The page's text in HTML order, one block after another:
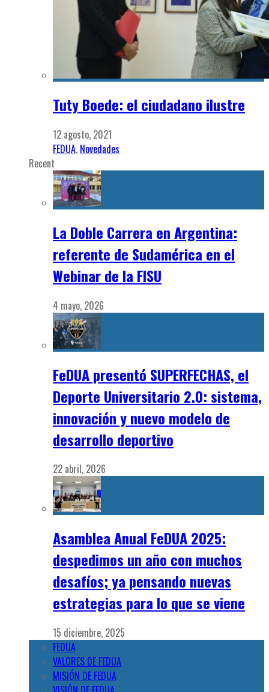
Tuty Boede: el ciudadano ilustre
12 agosto, 2021
FEDUA, Novedades
Recent
La Doble Carrera en Argentina:
referente de Sudamérica en el
Webinar de la FISU
4 mayo, 2026
FeDUA presentó SUPERFECHAS, el
Deporte Universitario 2.0: sistema,
innovación y nuevo modelo de
desarrollo deportivo
22 abril, 2026
Asamblea Anual FeDUA 2025:
despedimos un año con muchos
desafíos; ya pensando nuevas
estrategias para lo que se viene
15 diciembre, 2025
FEDUA
VALORES DE FEDUA
MISIÓN DE FEDUA